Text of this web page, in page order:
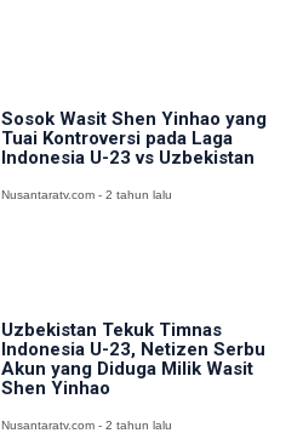
Sosok Wasit Shen Yinhao yang
Tuai Kontroversi pada Laga
Indonesia U-23 vs Uzbekistan
Nusantaratv.com - 2 tahun lalu
Uzbekistan Tekuk Timnas
Indonesia U-23, Netizen Serbu
Akun yang Diduga Milik Wasit
Shen Yinhao
Nusantaratv.com - 2 tahun lalu